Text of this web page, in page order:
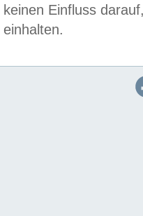
keinen Einfluss
einhalten.